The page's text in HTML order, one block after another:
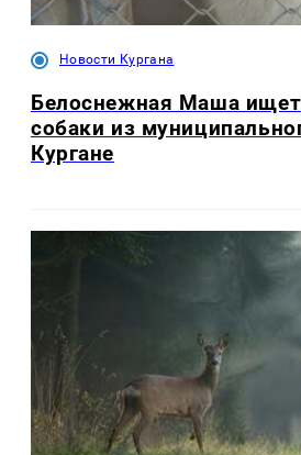
Новости Кургана
Белоснежная Маша
собаки из
Кургане